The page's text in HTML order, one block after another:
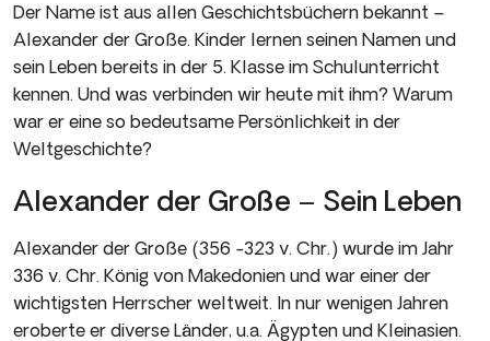
Der Name ist aus allen Geschichtsbüchern bekannt –
Alexander der Große. Kinder lernen seinen Namen und
sein Leben bereits in der 5. Klasse im Schulunterricht
kennen. Und was verbinden wir heute mit ihm? Warum
war er eine so bedeutsame Persönlichkeit in der
Weltgeschichte?
Alexander der Große – Sein Leben
Alexander der Große (356 -323 v. Chr.) wurde im Jahr
336 v. Chr. König von Makedonien und war einer der
wichtigsten Herrscher weltweit. In nur wenigen Jahren
eroberte er diverse Länder, u.a. Ägypten und Kleinasien.